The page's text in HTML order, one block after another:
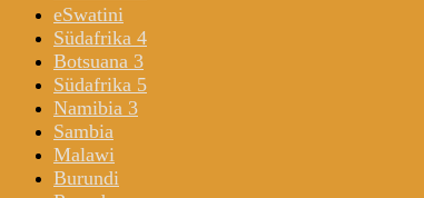
eSwatini
Südafrika 4
Botsuana 3
Südafrika 5
Namibia 3
Sambia
Malawi
Burundi